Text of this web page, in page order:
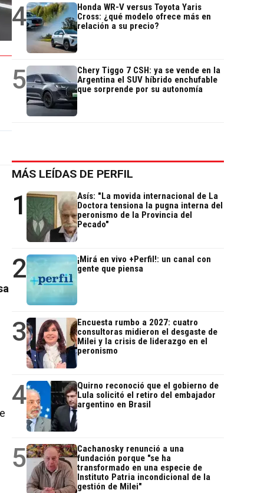
4
Honda WR-V versus Toyota Yaris
Cross: ¿qué modelo ofrece más en
relación a su precio?
5
Chery Tiggo 7 CSH: ya se vende en la
Argentina el SUV híbrido enchufable
que sorprende por su autonomía
MÁS LEÍDAS DE PERFIL
1
Asís: "La movida internacional de La
Doctora tensiona la pugna interna del
peronismo de la Provincia del
Pecado"
2
¡Mirá en vivo +Perfil!: un canal con
gente que piensa
3
Encuesta rumbo a 2027: cuatro
consultoras midieron el desgaste de
Milei y la crisis de liderazgo en el
peronismo
4
Quirno reconoció que el gobierno de
Lula solicitó el retiro del embajador
argentino en Brasil
5
Cachanosky renunció a una
fundación porque "se ha
transformado en una especie de
Instituto Patria incondicional de la
gestión de Milei"